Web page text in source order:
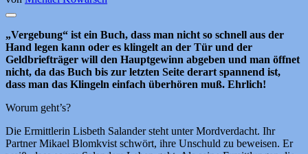
„Vergebung“ ist ein Buch, dass man nicht so schnell aus der
Hand legen kann oder es klingelt an der Tür und der
Geldbriefträger will den Hauptgewinn abgeben und man öffnet
nicht, da das Buch bis zur letzten Seite derart spannend ist,
dass man das Klingeln einfach überhören muß. Ehrlich!
Worum geht’s?
Die Ermittlerin Lisbeth Salander steht unter Mordverdacht. Ihr
Partner Mikael Blomkvist schwört, ihre Unschuld zu beweisen. Er